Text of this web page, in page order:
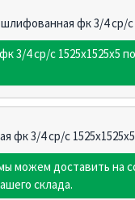
фк 3/4 ср/с
3/4 ср/с 1525х1525х5
фк 3/4 ср/с
можем доставить
склада.